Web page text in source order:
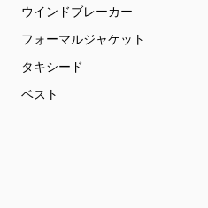
ウインドブレーカー
フォーマルジャケット
タキシード
ベスト